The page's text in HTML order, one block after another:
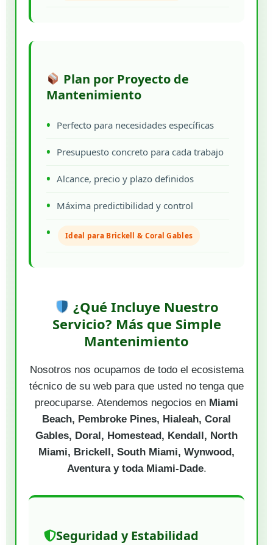
Plan por Proyecto de
Mantenimiento
Perfecto para necesidades específicas
Presupuesto concreto para cada trabajo
Alcance, precio y plazo definidos
Máxima predictibilidad y control
Ideal para Brickell & Coral Gables
¿Qué Incluye Nuestro
Servicio? Más que Simple
Mantenimiento
Nosotros nos ocupamos de todo el ecosistema
técnico de su web para que usted no tenga que
preocuparse. Atendemos negocios en Miami
Beach, Pembroke Pines, Hialeah, Coral
Gables, Doral, Homestead, Kendall, North
Miami, Brickell, South Miami, Wynwood,
Aventura y toda Miami-Dade.
Seguridad y Estabilidad